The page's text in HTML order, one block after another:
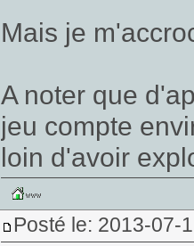
Mais je
A noter que
jeu compte
loin d'avoir
Posté le: 2013-07-